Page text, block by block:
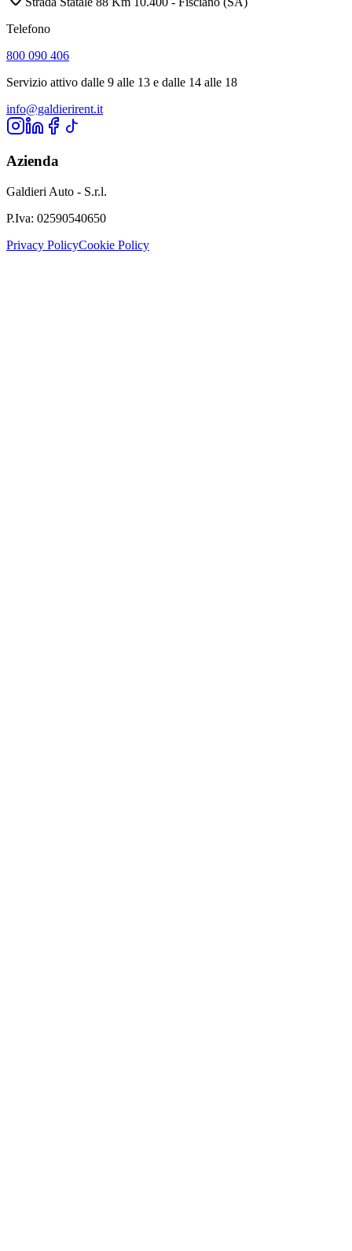
Telefono
800 090 406
Servizio attivo dalle 9 alle 13 e dalle 14 alle 18
info@galdierirent.it
Azienda
Galdieri Auto - S.r.l.
P.Iva: 02590540650
Privacy PolicyCookie Policy